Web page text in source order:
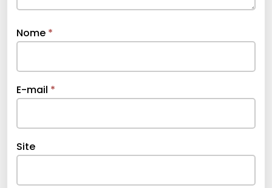
Nome *
E-mail *
Site